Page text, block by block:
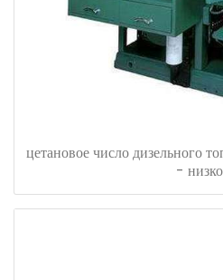
цетановое число дизельного
-